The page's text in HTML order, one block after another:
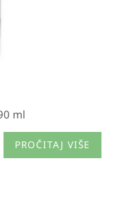
ml
PROČITAJ VIŠE